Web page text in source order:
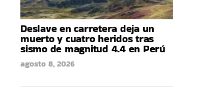
Deslave en carretera deja un
muerto y cuatro heridos tras
sismo de magnitud 4.4 en Perú
agosto 8, 2026